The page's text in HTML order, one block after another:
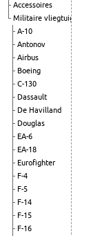
Accessoires
Militaire vliegtuigen
A-10
Antonov
Airbus
Boeing
C-130
Dassault
De Havilland
Douglas
EA-6
EA-18
Eurofighter
F-4
F-5
F-14
F-15
F-16